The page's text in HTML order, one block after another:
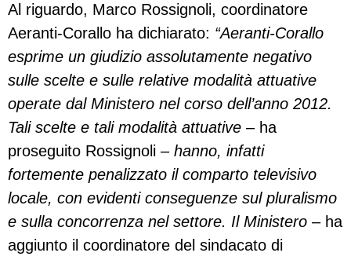
Al riguardo, Marco Rossignoli, coordinatore
Aeranti-Corallo ha dichiarato: “Aeranti-Corallo
esprime un giudizio assolutamente negativo
sulle scelte e sulle relative modalità attuative
operate dal Ministero nel corso dell’anno 2012.
Tali scelte e tali modalità attuative – ha
proseguito Rossignoli – hanno, infatti
fortemente penalizzato il comparto televisivo
locale, con evidenti conseguenze sul pluralismo
e sulla concorrenza nel settore. Il Ministero – ha
aggiunto il coordinatore del sindacato di